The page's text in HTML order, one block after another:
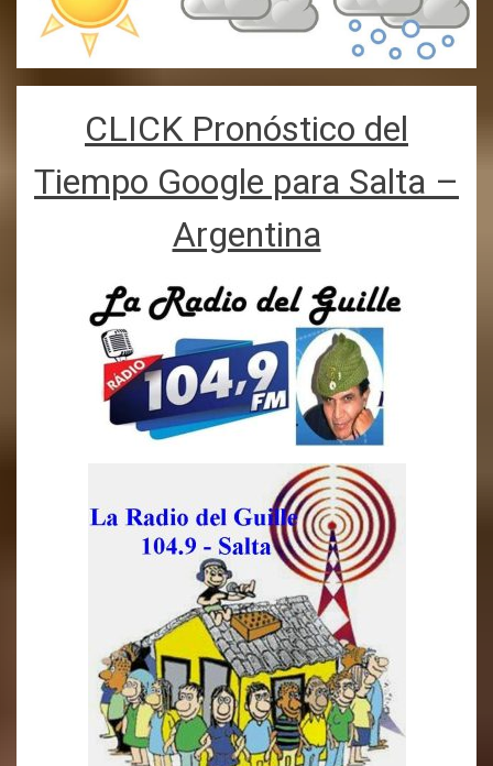
CLICK Pronóstico del
Tiempo Google para Salta –
Argentina